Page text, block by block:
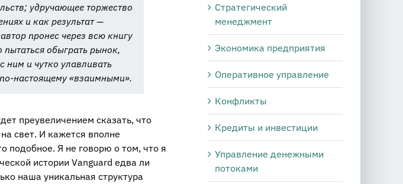
удручающее торжество
и как результат —
пронес через всю книгу
обыграть рынок,
ним и чутко улавливать
настоящему «взаимными».
преувеличением сказать, что
свет. И кажется вполне
подобное. Я не говорю о том, что я
истории Vanguard едва ли
наша уникальная структура
Стратегический
менеджмент
Экономика предприятия
Оперативное управление
Конфликты
Кредиты и инвестиции
Управление денежными
потоками